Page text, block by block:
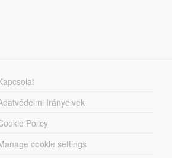
Irányelvek
Policy
cookie settings